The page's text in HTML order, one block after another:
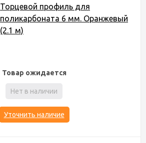
Торцевой профиль для
поликарбоната 6 мм. Оранжевый
(2.1 м)
Товар ожидается
Нет в наличии
Уточнить наличие